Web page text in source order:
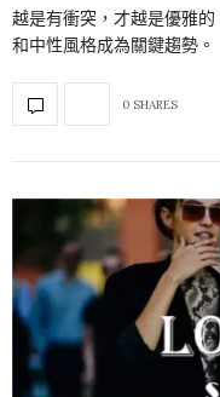
越是有衝突，才越是優雅
和中性風格成為關鍵趨勢。
0 SHARES